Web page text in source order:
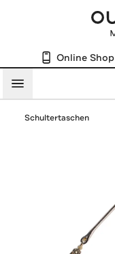
Online Shop
Menü
Schultertaschen